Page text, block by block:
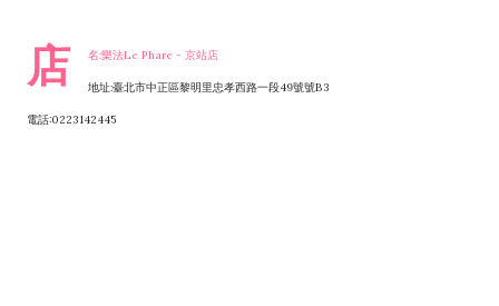
店 名:樂法Le Phare - 京站店
地址:臺北市中正區黎明里忠孝西路一段49號號B3
電話:0223142445